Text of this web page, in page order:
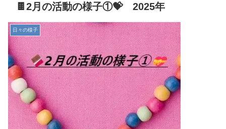
🍫2月の活動の様子①💝 2025年
日々の様子